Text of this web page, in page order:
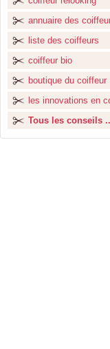
annuaire des
liste des coiffeurs
coiffeur bio
boutique du coiffeur
les innovations en
Tous les conseils